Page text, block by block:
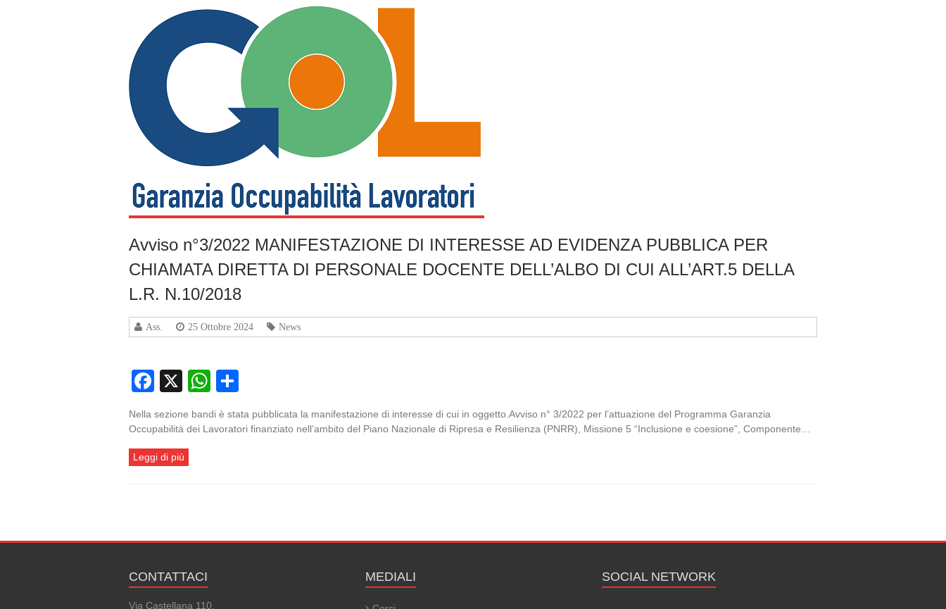
Avviso n°3/2022 MANIFESTAZIONE DI INTERESSE AD EVIDENZA PUBBLICA PER
CHIAMATA DIRETTA DI PERSONALE DOCENTE DELL’ALBO DI CUI ALL’ART.5 DELLA
L.R. N.10/2018
Ass. 25 Ottobre 2024 News
Facebook
X WhatsApp
Nella sezione bandi è stata pubblicata la manifestazione di interesse di cui in oggetto.Avviso n° 3/2022 per l’attuazione del Programma Garanzia
Occupabilità dei Lavoratori finanziato nell’ambito del Piano Nazionale di Ripresa e Resilienza (PNRR), Missione 5 “Inclusione e coesione”, Componente…
Leggi di più
CONTATTACI
Via Castellana 110,
MEDIALI SOCIAL NETWORK